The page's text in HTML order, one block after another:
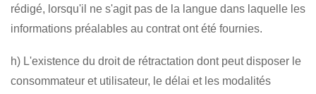
rédigé, lorsqu'il ne s'agit pas de la langue dans laquelle les
informations préalables au contrat ont été fournies.
h) L'existence du droit de rétractation dont peut disposer le
consommateur et utilisateur, le délai et les modalités